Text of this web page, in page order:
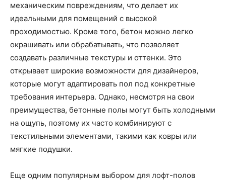
механическим повреждениям, что делает их
идеальными для помещений с высокой
проходимостью. Кроме того, бетон можно легко
окрашивать или обрабатывать, что позволяет
создавать различные текстуры и оттенки. Это
открывает широкие возможности для дизайнеров,
которые могут адаптировать пол под конкретные
требования интерьера. Однако, несмотря на свои
преимущества, бетонные полы могут быть холодными
на ощупь, поэтому их часто комбинируют с
текстильными элементами, такими как ковры или
мягкие подушки.
Еще одним популярным выбором для лофт-полов